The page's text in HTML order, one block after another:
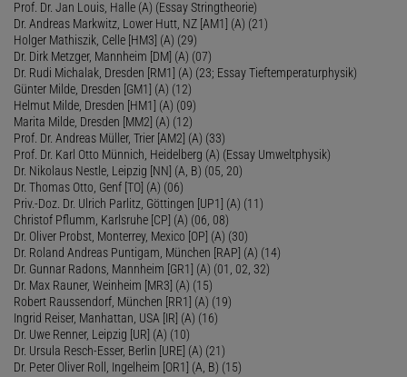
Prof. Dr. Jan Louis, Halle (A) (Essay Stringtheorie)
Dr. Andreas Markwitz, Lower Hutt, NZ [AM1] (A) (21)
Holger Mathiszik, Celle [HM3] (A) (29)
Dr. Dirk Metzger, Mannheim [DM] (A) (07)
Dr. Rudi Michalak, Dresden [RM1] (A) (23; Essay Tieftemperaturphysik)
Günter Milde, Dresden [GM1] (A) (12)
Helmut Milde, Dresden [HM1] (A) (09)
Marita Milde, Dresden [MM2] (A) (12)
Prof. Dr. Andreas Müller, Trier [AM2] (A) (33)
Prof. Dr. Karl Otto Münnich, Heidelberg (A) (Essay Umweltphysik)
Dr. Nikolaus Nestle, Leipzig [NN] (A, B) (05, 20)
Dr. Thomas Otto, Genf [TO] (A) (06)
Priv.-Doz. Dr. Ulrich Parlitz, Göttingen [UP1] (A) (11)
Christof Pflumm, Karlsruhe [CP] (A) (06, 08)
Dr. Oliver Probst, Monterrey, Mexico [OP] (A) (30)
Dr. Roland Andreas Puntigam, München [RAP] (A) (14)
Dr. Gunnar Radons, Mannheim [GR1] (A) (01, 02, 32)
Dr. Max Rauner, Weinheim [MR3] (A) (15)
Robert Raussendorf, München [RR1] (A) (19)
Ingrid Reiser, Manhattan, USA [IR] (A) (16)
Dr. Uwe Renner, Leipzig [UR] (A) (10)
Dr. Ursula Resch-Esser, Berlin [URE] (A) (21)
Dr. Peter Oliver Roll, Ingelheim [OR1] (A, B) (15)